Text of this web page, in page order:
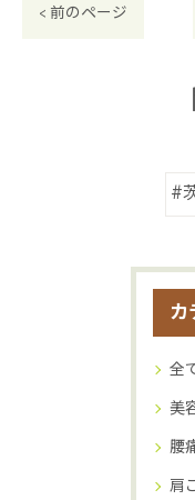
< 前のページ
#
カ
全
美
腰
肩